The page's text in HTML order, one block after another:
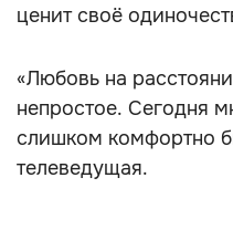
ценит своё
«Любовь на
непростое. Сегодня
слишком комфортно
телеведущая.